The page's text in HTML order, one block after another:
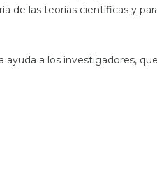
de las teorías científicas y
a los investigadores,